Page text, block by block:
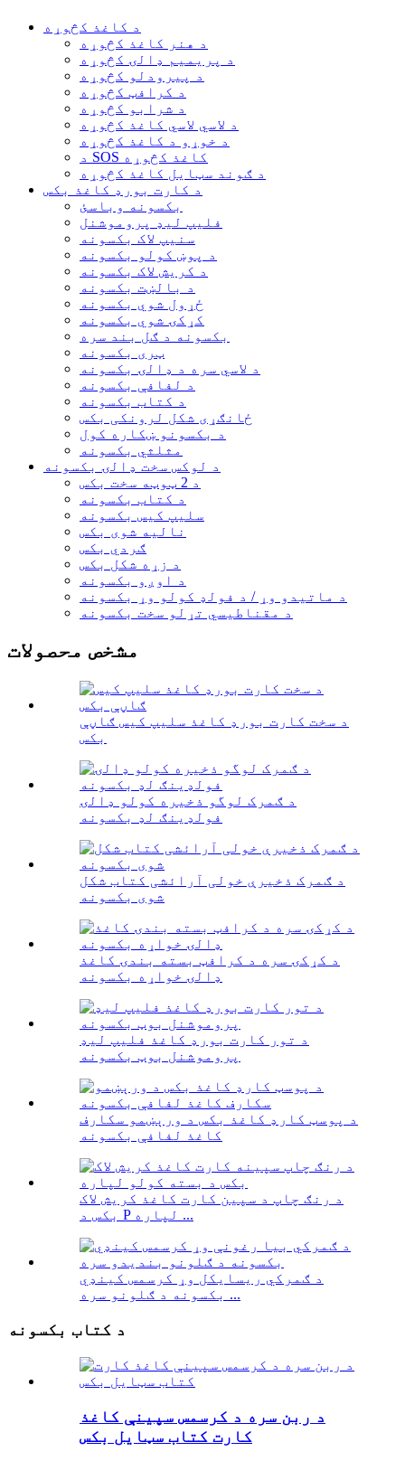
د کاغذ کڅوړه
د هنر کاغذ کڅوړه
د پریمیم ډالۍ کڅوړه
د پیرودلو کڅوړه
د کرافټ کڅوړه
د شرابو کڅوړه
د لاسي لاسي کاغذ کڅوړه
د خوړو د کاغذ کڅوړه
د SOS کاغذ کڅوړه
د ګوند سټایل کاغذ کڅوړه
د کارت بورډ کاغذ بکس
بکسونه وباسئ
فلیپ لیډ پروموشنل
سنیپ لاک بکسونه
د پوښ کولو بکسونه
د کریش لاک بکسونه
د بالښت بکسونه
ځړول شوي بکسونه
کړکۍ شوي بکسونه
بکسونه د ګل بند سره
ټری بکسونه
د لاسي سره د ډالۍ بکسونه
د لفافې بکسونه
د کتاب بکسونه
ځانګړی شکل لرونکی بکس
د بکسونو ښکاره کول
مثلثي بکسونه
د لوکس سخت ډالۍ بکسونه
د 2 ټوټه سخت بکس
د کتاب بکسونه
سلیپ کیس بکسونه
نالیه شوی بکس
ګردي بکس
د زړه شکل بکس
د اوږو بکسونه
د ماتیدو وړ / د فولډ کولو وړ بکسونه
د مقناطیسي تړلو سخت بکسونه
مشخص محصولات
د سخت کارت بورډ کاغذ سلیپ کیس ګاڼې
بکس
د ګمرک لوگو ذخیره کولو ډالۍ
فولډینګ لډ بکسونه
د ګمرک ذخیرې خولی آرائشی کتاب شکل
شوی بکسونه
د کړکۍ سره د کرافټ بسته بندۍ کاغذ
ډالۍ خواړه بکسونه
د تور کارت بورډ کاغذ فلیپ لیډ
پروموشنل بوټ بکسونه
د پوسټ کارډ کاغذ بکس د ورېښمو سکارف
کاغذ لفافې بکسونه
د رنګ چاپ د سپین کارت کاغذ کریش لاک
بکس د P لپاره ...
د ګمرکي ریسایکل وړ کرسمس کینډي
بکسونه د ګلونو سره ...
د کتاب بکسونه
د ربن سره د کرسمس سپینې کاغذ
کارت کتاب سټایل بکس